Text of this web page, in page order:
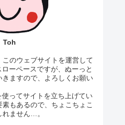
Toh
のウェブサイトを運営して
ーペースですが、ぬーっと
ますので、よろしくお願い
ってサイトを立ち上げてい
もあるので、ちょこちょこ
ません…。